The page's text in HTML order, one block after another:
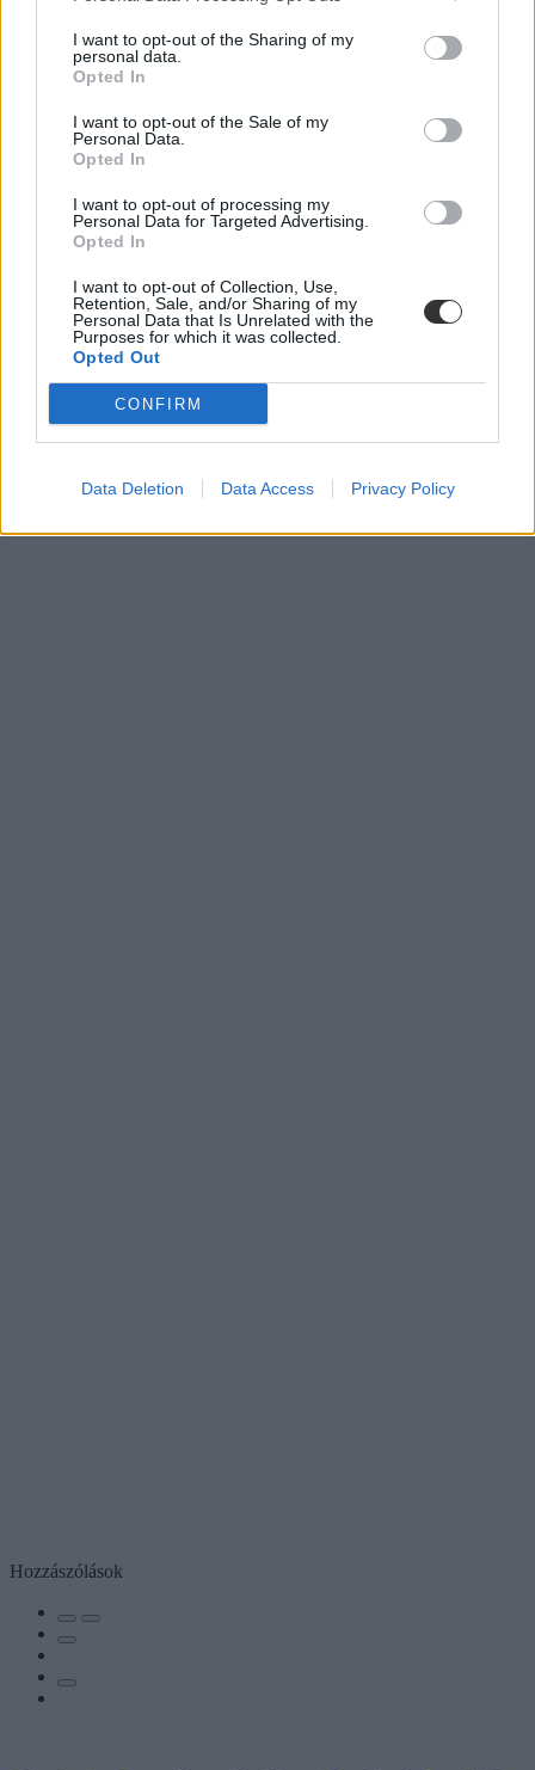
I want to opt-out of the Sharing of my
personal data.
Opted In
I want to opt-out of the Sale of my
Personal Data.
Opted In
I want to opt-out of processing my
Personal Data for Targeted Advertising.
Opted In
I want to opt-out of Collection, Use,
Retention, Sale, and/or Sharing of my
Personal Data that Is Unrelated with the
Purposes for which it was collected.
Opted Out
CONFIRM
Data Deletion Data Access Privacy Policy
Történelemtanárok Egylete
TTE
új nat
Hozzászólások